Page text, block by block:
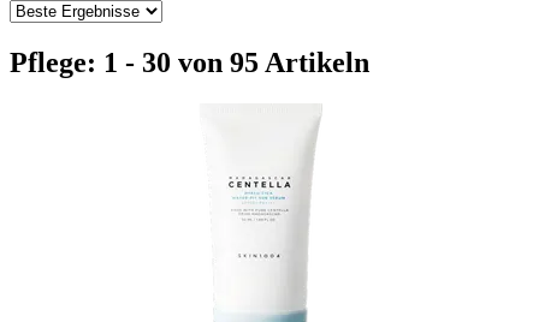
Pflege: 1 - 30 von 95 Artikeln